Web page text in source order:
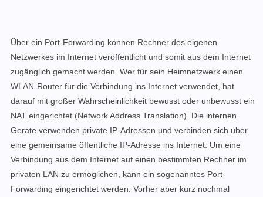
Über ein Port-Forwarding können Rechner des eigenen
Netzwerkes im Internet veröffentlicht und somit aus dem Internet
zugänglich gemacht werden. Wer für sein Heimnetzwerk einen
WLAN-Router für die Verbindung ins Internet verwendet, hat
darauf mit großer Wahrscheinlichkeit bewusst oder unbewusst ein
NAT eingerichtet (Network Address Translation). Die internen
Geräte verwenden private IP-Adressen und verbinden sich über
eine gemeinsame öffentliche IP-Adresse ins Internet. Um eine
Verbindung aus dem Internet auf einen bestimmten Rechner im
privaten LAN zu ermöglichen, kann ein sogenanntes Port-
Forwarding eingerichtet werden. Vorher aber kurz nochmal